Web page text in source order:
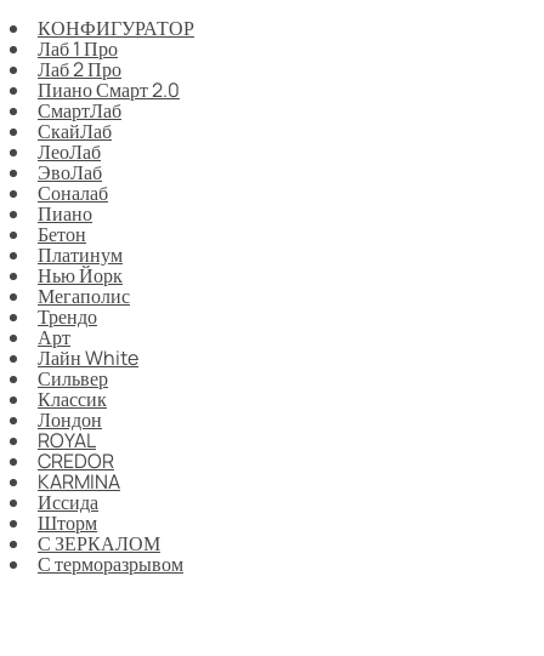
КОНФИГУРАТОР
Лаб 1 Про
Лаб 2 Про
Пиано Смарт 2.0
СмартЛаб
СкайЛаб
ЛеоЛаб
ЭвоЛаб
Соналаб
Пиано
Бетон
Платинум
Нью Йорк
Мегаполис
Трендо
Арт
Лайн White
Сильвер
Классик
Лондон
ROYAL
CREDOR
KARMINA
Иссида
Шторм
С ЗЕРКАЛОМ
С терморазрывом